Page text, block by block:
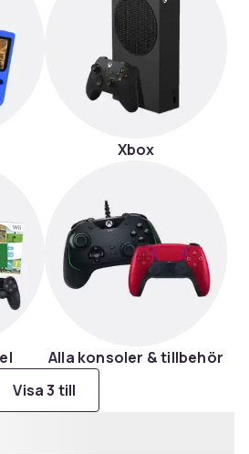
Xbox
Alla konsoler & tillbehör
Visa 3 till